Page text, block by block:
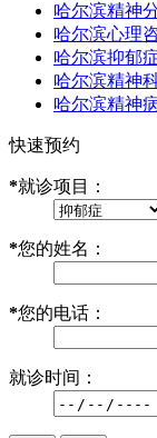
哈尔滨精神
哈尔滨心理
哈尔滨抑郁
哈尔滨精神
哈尔滨精神
快速预约
*就诊项目：
*您的姓名：
*您的电话：
就诊时间：